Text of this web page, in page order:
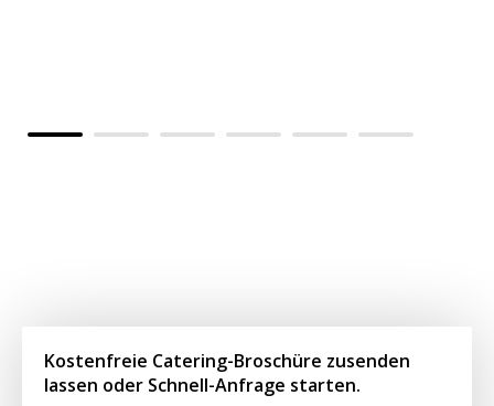
Kostenfreie Catering-Broschüre zusenden
lassen oder Schnell-Anfrage starten.